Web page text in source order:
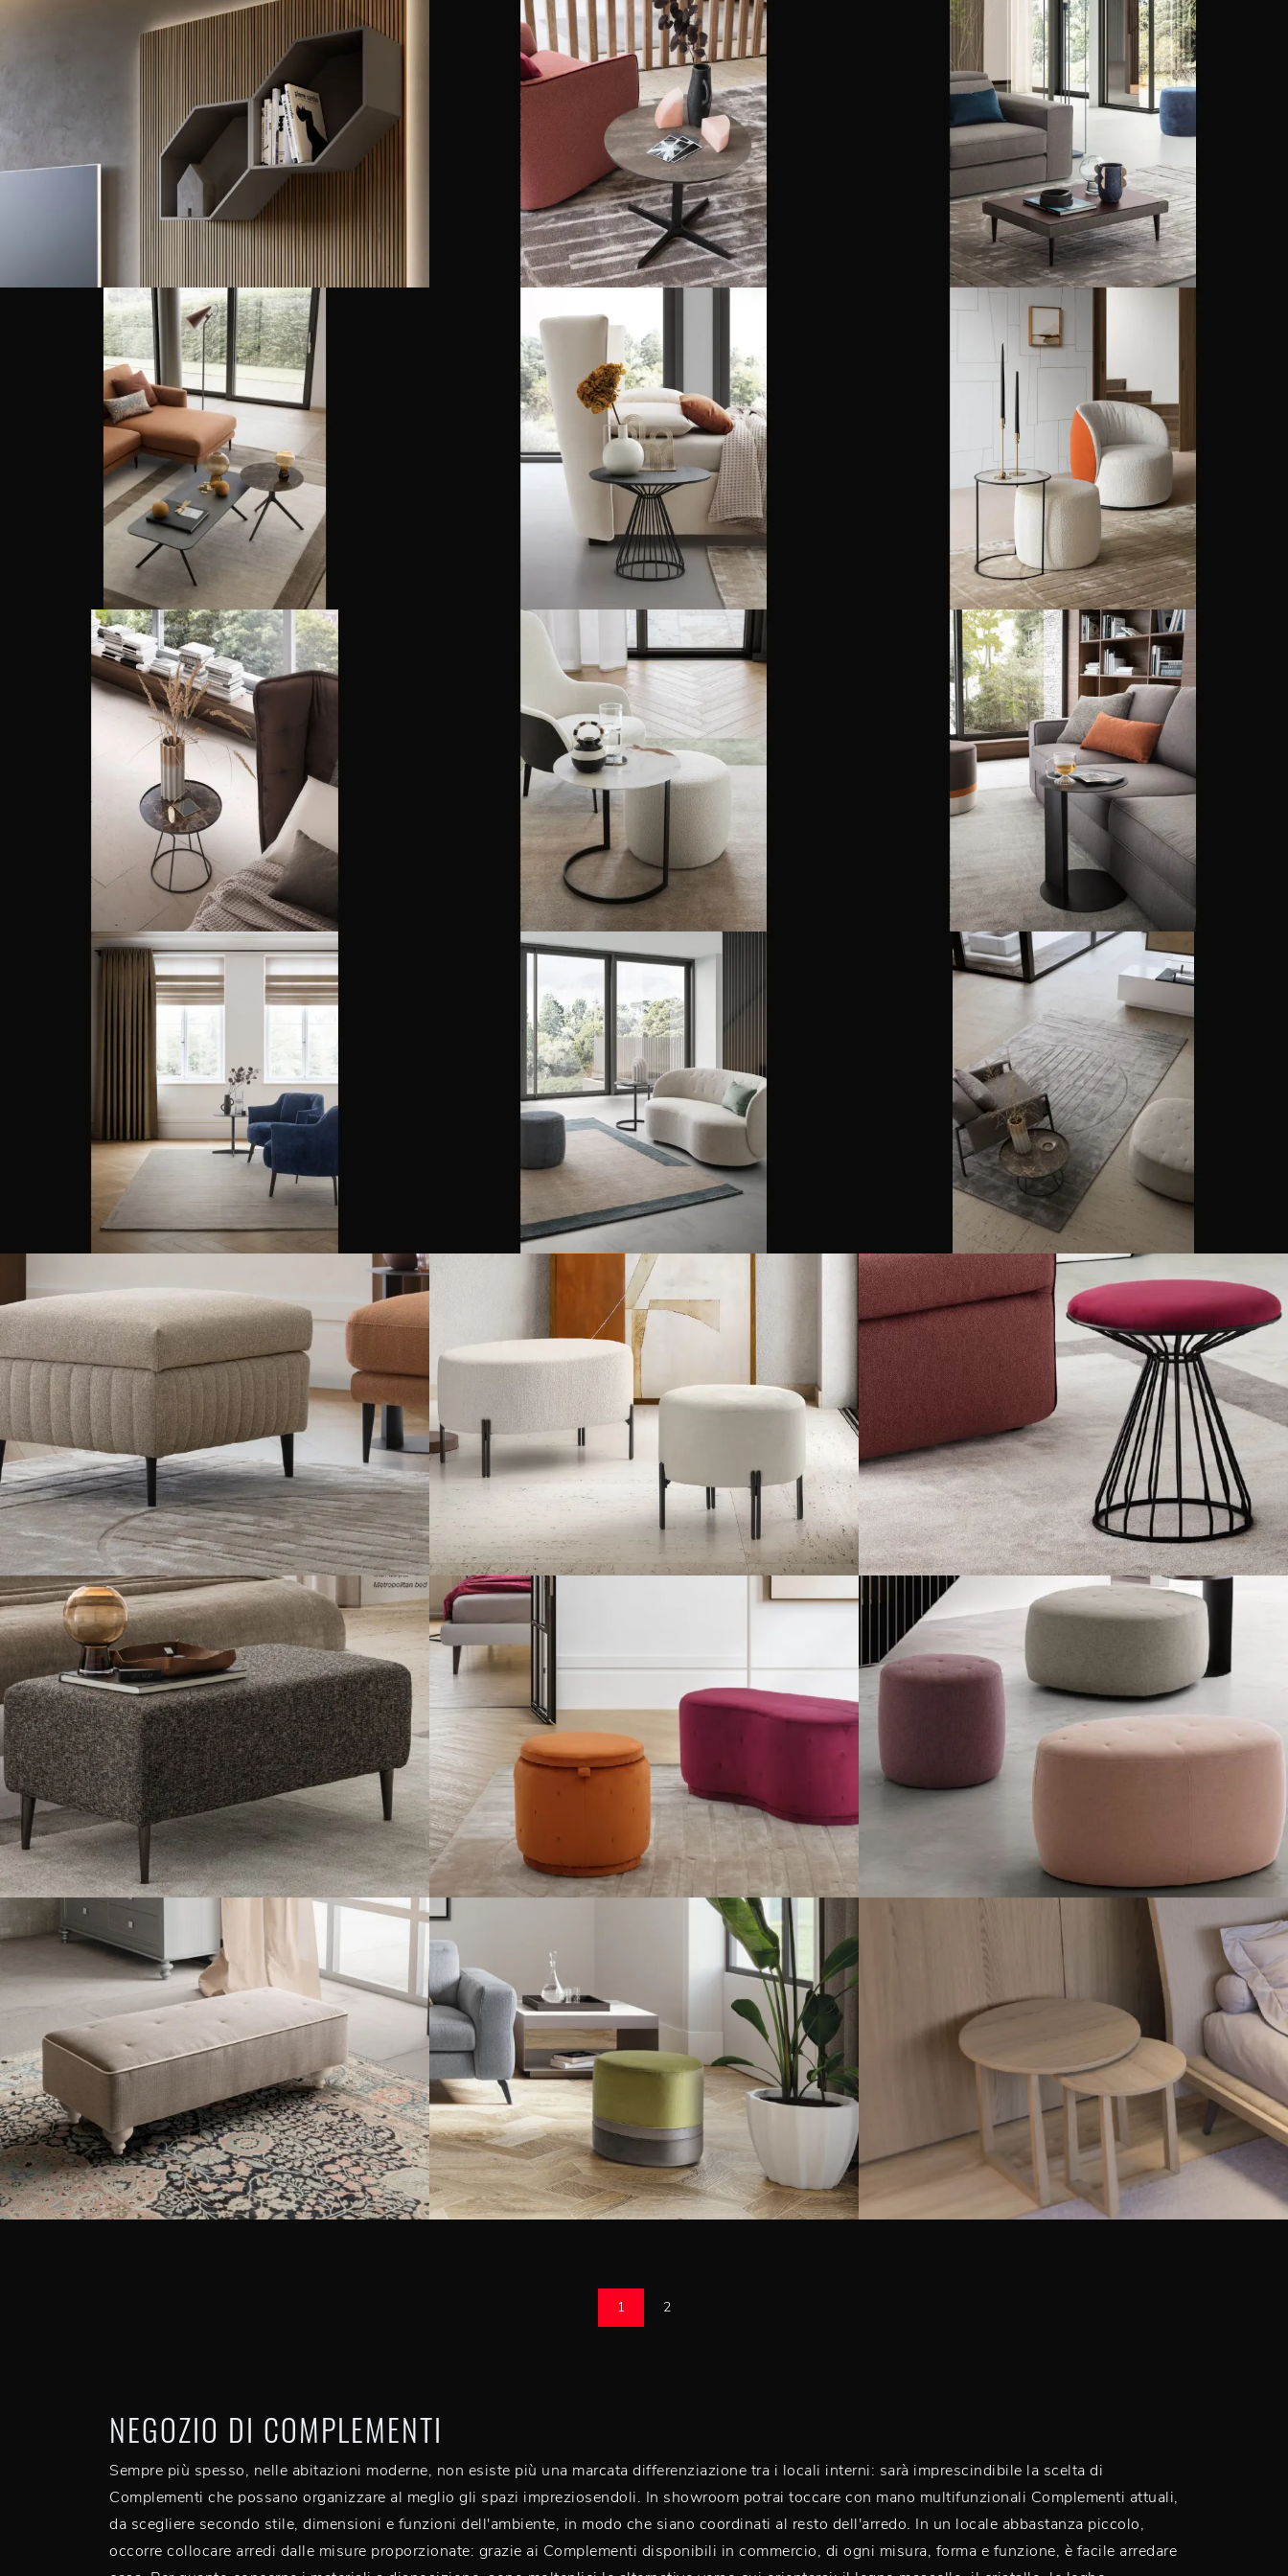
1 2
NEGOZIO DI COMPLEMENTI
Sempre più spesso, nelle abitazioni moderne, non esiste più una marcata differenziazione tra i locali interni: sarà imprescindibile la scelta di
Complementi che possano organizzare al meglio gli spazi impreziosendoli. In showroom potrai toccare con mano multifunzionali Complementi attuali,
da scegliere secondo stile, dimensioni e funzioni dell'ambiente, in modo che siano coordinati al resto dell'arredo. In un locale abbastanza piccolo,
occorre collocare arredi dalle misure proporzionate: grazie ai Complementi disponibili in commercio, di ogni misura, forma e funzione, è facile arredare